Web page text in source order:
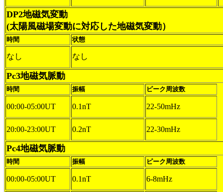
DP2地磁気変動
(太陽風磁場変動に対応した地磁気変動）
時間 状態
なし なし
Pc3地磁気脈動
時間 振幅 ピーク周波数
00:00-05:00UT 0.1nT 22-50mHz
20:00-23:00UT 0.2nT 22-30mHz
Pc4地磁気脈動
時間 振幅 ピーク周波数
00:00-05:00UT 0.1nT 6-8mHz